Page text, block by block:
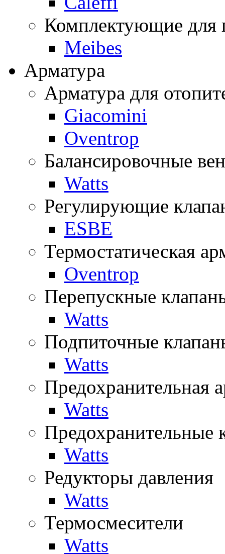
Комплектующие для
Meibes
Арматура
Арматура для
Giacomini
Oventrop
Балансировочные
Watts
Регулирующие
ESBE
Термостатическая
Oventrop
Перепускные
Watts
Подпиточные
Watts
Предохранительная
Watts
Предохранительные
Watts
Редукторы давления
Watts
Термосмесители
Watts